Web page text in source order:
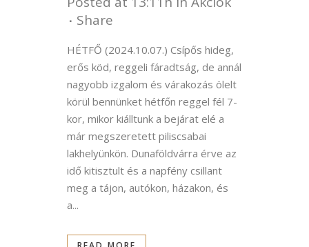
Share
HÉTFŐ (2024.10.07.) Csípős hideg,
erős köd, reggeli fáradtság, de annál
nagyobb izgalom és várakozás ölelt
körül bennünket hétfőn reggel fél 7-
kor, mikor kiálltunk a bejárat elé a
már megszeretett piliscsabai
lakhelyünkön. Dunaföldvárra érve az
idő kitisztult és a napfény csillant
meg a tájon, autókon, házakon, és
a...